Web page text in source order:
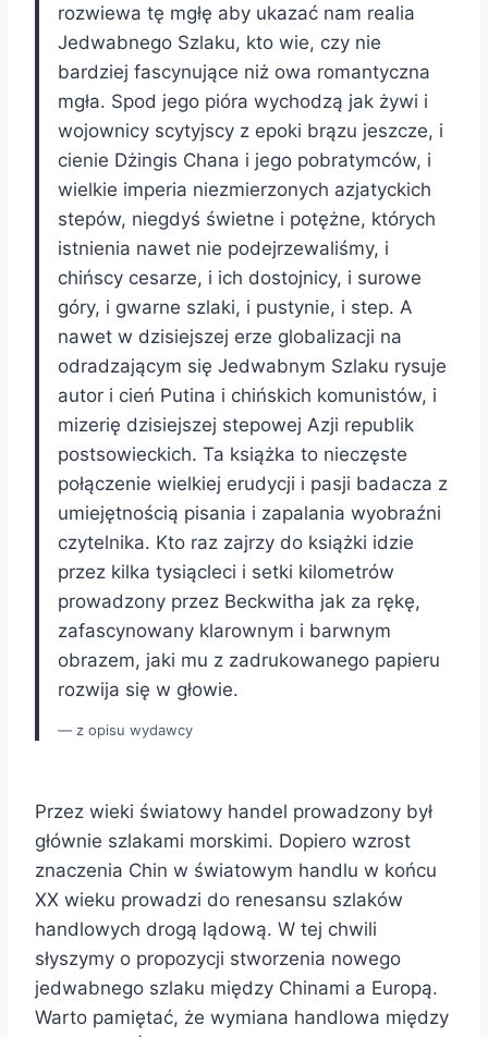
rozwiewa tę mgłę aby ukazać nam realia
Jedwabnego Szlaku, kto wie, czy nie
bardziej fascynujące niż owa romantyczna
mgła. Spod jego pióra wychodzą jak żywi i
wojownicy scytyjscy z epoki brązu jeszcze, i
cienie Dżingis Chana i jego pobratymców, i
wielkie imperia niezmierzonych azjatyckich
stepów, niegdyś świetne i potężne, których
istnienia nawet nie podejrzewaliśmy, i
chińscy cesarze, i ich dostojnicy, i surowe
góry, i gwarne szlaki, i pustynie, i step. A
nawet w dzisiejszej erze globalizacji na
odradzającym się Jedwabnym Szlaku rysuje
autor i cień Putina i chińskich komunistów, i
mizerię dzisiejszej stepowej Azji republik
postsowieckich. Ta książka to nieczęste
połączenie wielkiej erudycji i pasji badacza z
umiejętnością pisania i zapalania wyobraźni
czytelnika. Kto raz zajrzy do książki idzie
przez kilka tysiącleci i setki kilometrów
prowadzony przez Beckwitha jak za rękę,
zafascynowany klarownym i barwnym
obrazem, jaki mu z zadrukowanego papieru
rozwija się w głowie.
z opisu wydawcy
Przez wieki światowy handel prowadzony był
głównie szlakami morskimi. Dopiero wzrost
znaczenia Chin w światowym handlu w końcu
XX wieku prowadzi do renesansu szlaków
handlowych drogą lądową. W tej chwili
słyszymy o propozycji stworzenia nowego
jedwabnego szlaku między Chinami a Europą.
Warto pamiętać, że wymiana handlowa między